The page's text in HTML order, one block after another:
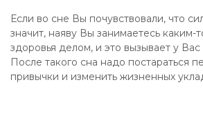
Если во сне Вы почувствовали, что
значит, наяву Вы занимаетесь каким-
здоровья делом, и это вызывает у
После такого сна надо постараться
привычки и изменить жизненных